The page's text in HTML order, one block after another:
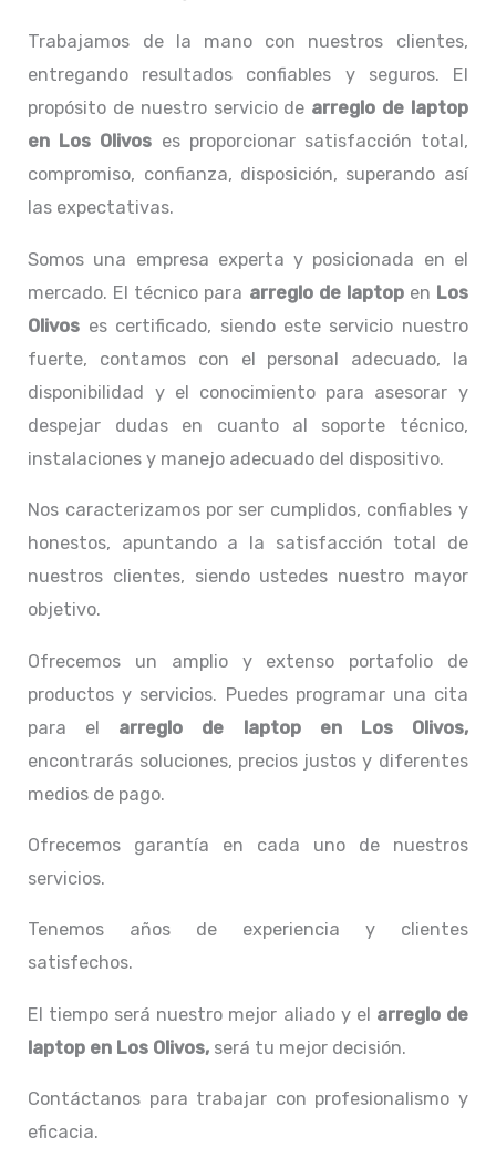
Trabajamos de la mano con nuestros clientes,
entregando resultados confiables y seguros. El
propósito de nuestro servicio de arreglo de laptop
en Los Olivos es proporcionar satisfacción total,
compromiso, confianza, disposición, superando así
las expectativas.
Somos una empresa experta y posicionada en el
mercado. El técnico para arreglo de laptop en Los
Olivos es certificado, siendo este servicio nuestro
fuerte, contamos con el personal adecuado, la
disponibilidad y el conocimiento para asesorar y
despejar dudas en cuanto al soporte técnico,
instalaciones y manejo adecuado del dispositivo.
Nos caracterizamos por ser cumplidos, confiables y
honestos, apuntando a la satisfacción total de
nuestros clientes, siendo ustedes nuestro mayor
objetivo.
Ofrecemos un amplio y extenso portafolio de
productos y servicios. Puedes programar una cita
para el arreglo de laptop en Los Olivos,
encontrarás soluciones, precios justos y diferentes
medios de pago.
Ofrecemos garantía en cada uno de nuestros
servicios.
Tenemos años de experiencia y clientes
satisfechos.
El tiempo será nuestro mejor aliado y el arreglo de
laptop en Los Olivos, será tu mejor decisión.
Contáctanos para trabajar con profesionalismo y
eficacia.